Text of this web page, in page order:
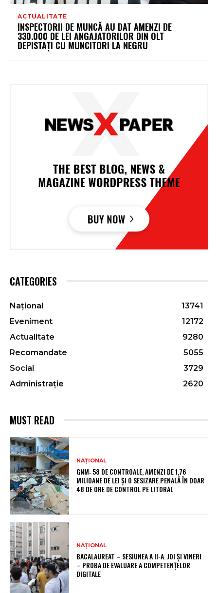
ACTUALITATE
INSPECTORII DE MUNCĂ AU DAT AMENZI DE
330.000 DE LEI ANGAJATORILOR DIN OLT
DEPISTAŢI CU MUNCITORI LA NEGRU
CATEGORIES
Național
13741
Eveniment
12172
Actualitate
9280
Recomandate
5055
Social
3729
Administrație
2620
MUST READ
NAȚIONAL
GNM: 58 DE CONTROALE, AMENZI DE 1,76
MILIOANE DE LEI ȘI O SESIZARE PENALĂ ÎN DOAR
48 DE ORE DE CONTROL PE LITORAL
NAȚIONAL
BACALAUREAT – SESIUNEA A II-A. JOI ȘI VINERI
– PROBA DE EVALUARE A COMPETENȚELOR
DIGITALE